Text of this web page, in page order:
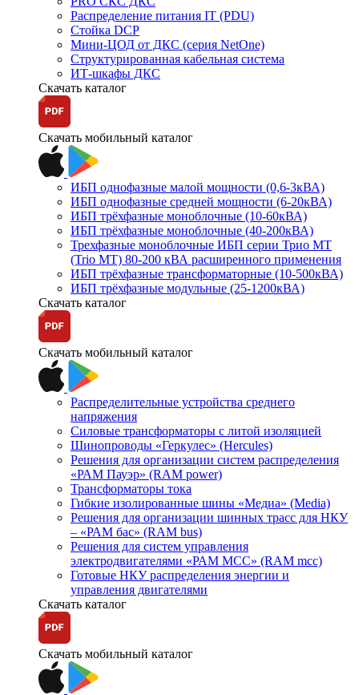
Распределение питания IT (PDU)
Стойка DCP
Мини-ЦОД от ДКС (серия NetOne)
Структурированная кабельная система
ИТ-шкафы ДКС
Скачать каталог
Скачать мобильный каталог
ИБП однофазные малой мощности (0,6-3кВА)
ИБП однофазные средней мощности (6-20кВА)
ИБП трёхфазные моноблочные (10-60кВА)
ИБП трёхфазные моноблочные (40-200кВА)
Трехфазные моноблочные ИБП серии Трио МТ
(Trio MT) 80-200 кВА расширенного применения
ИБП трёхфазные трансформаторные (10-500кВА)
ИБП трёхфазные модульные (25-1200кВА)
Скачать каталог
Скачать мобильный каталог
Распределительные устройства среднего
напряжения
Силовые трансформаторы с литой изоляцией
Шинопроводы «Геркулес» (Hercules)
Решения для организации систем распределения
«РАМ Пауэр» (RAM power)
Трансформаторы тока
Гибкие изолированные шины «Медиа» (Media)
Решения для организации шинных трасс для НКУ
– «РАМ бас» (RAM bus)
Решения для систем управления
электродвигателями «РАМ МСС» (RAM mcc)
Готовые НКУ распределения энергии и
управления двигателями
Скачать каталог
Скачать мобильный каталог